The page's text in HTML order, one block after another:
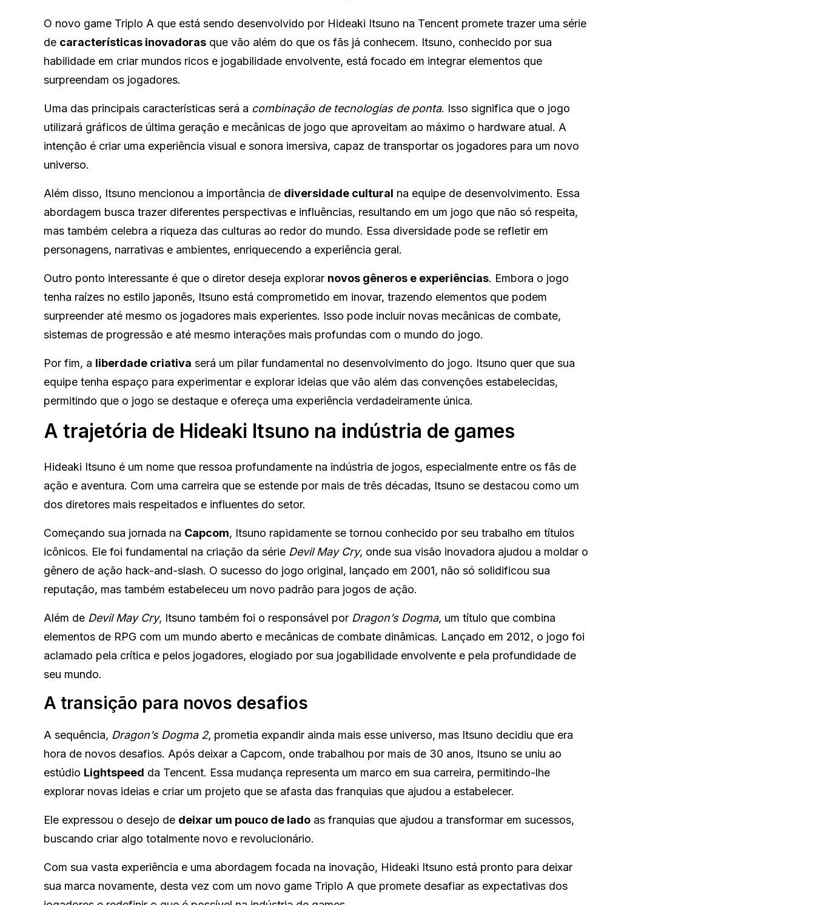
O novo game Triplo A que está sendo desenvolvido por Hideaki Itsuno na Tencent promete trazer uma série
de características inovadoras que vão além do que os fãs já conhecem. Itsuno, conhecido por sua
habilidade em criar mundos ricos e jogabilidade envolvente, está focado em integrar elementos que
surpreendam os jogadores.
Uma das principais características será a combinação de tecnologias de ponta. Isso significa que o jogo
utilizará gráficos de última geração e mecânicas de jogo que aproveitam ao máximo o hardware atual. A
intenção é criar uma experiência visual e sonora imersiva, capaz de transportar os jogadores para um novo
universo.
Além disso, Itsuno mencionou a importância de diversidade cultural na equipe de desenvolvimento. Essa
abordagem busca trazer diferentes perspectivas e influências, resultando em um jogo que não só respeita,
mas também celebra a riqueza das culturas ao redor do mundo. Essa diversidade pode se refletir em
personagens, narrativas e ambientes, enriquecendo a experiência geral.
Outro ponto interessante é que o diretor deseja explorar novos gêneros e experiências. Embora o jogo
tenha raízes no estilo japonês, Itsuno está comprometido em inovar, trazendo elementos que podem
surpreender até mesmo os jogadores mais experientes. Isso pode incluir novas mecânicas de combate,
sistemas de progressão e até mesmo interações mais profundas com o mundo do jogo.
Por fim, a liberdade criativa será um pilar fundamental no desenvolvimento do jogo. Itsuno quer que sua
equipe tenha espaço para experimentar e explorar ideias que vão além das convenções estabelecidas,
permitindo que o jogo se destaque e ofereça uma experiência verdadeiramente única.
A trajetória de Hideaki Itsuno na indústria de games
Hideaki Itsuno é um nome que ressoa profundamente na indústria de jogos, especialmente entre os fãs de
ação e aventura. Com uma carreira que se estende por mais de três décadas, Itsuno se destacou como um
dos diretores mais respeitados e influentes do setor.
Começando sua jornada na Capcom, Itsuno rapidamente se tornou conhecido por seu trabalho em títulos
icônicos. Ele foi fundamental na criação da série Devil May Cry, onde sua visão inovadora ajudou a moldar o
gênero de ação hack-and-slash. O sucesso do jogo original, lançado em 2001, não só solidificou sua
reputação, mas também estabeleceu um novo padrão para jogos de ação.
Além de Devil May Cry, Itsuno também foi o responsável por Dragon’s Dogma, um título que combina
elementos de RPG com um mundo aberto e mecânicas de combate dinâmicas. Lançado em 2012, o jogo foi
aclamado pela crítica e pelos jogadores, elogiado por sua jogabilidade envolvente e pela profundidade de
seu mundo.
A transição para novos desafios
A sequência, Dragon’s Dogma 2, prometia expandir ainda mais esse universo, mas Itsuno decidiu que era
hora de novos desafios. Após deixar a Capcom, onde trabalhou por mais de 30 anos, Itsuno se uniu ao
estúdio Lightspeed da Tencent. Essa mudança representa um marco em sua carreira, permitindo-lhe
explorar novas ideias e criar um projeto que se afasta das franquias que ajudou a estabelecer.
Ele expressou o desejo de deixar um pouco de lado as franquias que ajudou a transformar em sucessos,
buscando criar algo totalmente novo e revolucionário.
Com sua vasta experiência e uma abordagem focada na inovação, Hideaki Itsuno está pronto para deixar
sua marca novamente, desta vez com um novo game Triplo A que promete desafiar as expectativas dos